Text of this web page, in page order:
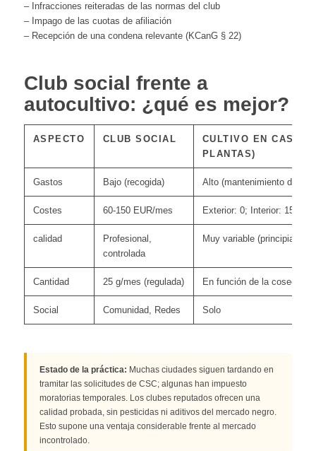
– Infracciones reiteradas de las normas del club
– Impago de las cuotas de afiliación
– Recepción de una condena relevante (KCanG § 22)
Club social frente a
autocultivo: ¿qué es mejor?
ASPECTO CLUB SOCIAL
CULTIVO EN CASA (3
PLANTAS)
Gastos Bajo (recogida) Alto (mantenimiento diario)
Costes 60-150 EUR/mes Exterior: 0; Interior: 15-30
calidad
Profesional,
controlada
Muy variable (principiante)
Cantidad 25 g/mes (regulada) En función de la cosecha
Social Comunidad, Redes Solo
Estado de la práctica: Muchas ciudades siguen tardando en
tramitar las solicitudes de CSC; algunas han impuesto
moratorias temporales. Los clubes reputados ofrecen una
calidad probada, sin pesticidas ni aditivos del mercado negro.
Esto supone una ventaja considerable frente al mercado
incontrolado.